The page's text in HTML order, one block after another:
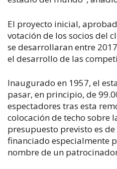
El proyecto inicial,
votación de los socios del
se desarrollaran entre
el desarrollo de las
Inaugurado en 1957, el
pasar, en principio, de
espectadores tras esta
colocación de techo sobre
presupuesto previsto es
financiado especialmente
nombre de un